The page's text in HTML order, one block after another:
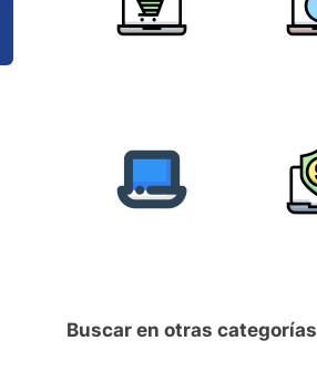
Buscar en otras categorías